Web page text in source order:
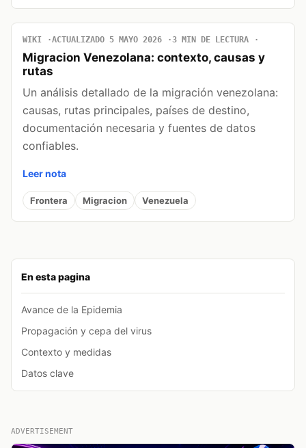
En esta pagina
Avance de la Epidemia
Propagación y cepa del virus
Contexto y medidas
Datos clave
WIKI ACTUALIZADO 5 MAYO 2026 3 MIN DE LECTURA
Migracion Venezolana: contexto, causas y
rutas
Un análisis detallado de la migración venezolana:
causas, rutas principales, países de destino,
documentación necesaria y fuentes de datos
confiables.
Leer nota
Frontera Migracion Venezuela
ADVERTISEMENT